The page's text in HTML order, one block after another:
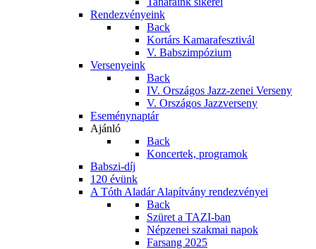
Rendezvényeink
Back
Kortárs Kamarafesztivál
V. Babszimpózium
Versenyeink
Back
IV. Országos Jazz-zenei Verseny
V. Országos Jazzverseny
Eseménynaptár
Ajánló
Back
Koncertek, programok
Babszi-díj
120 évünk
A Tóth Aladár Alapítvány rendezvényei
Back
Szüret a TAZI-ban
Népzenei szakmai napok
Farsang 2025